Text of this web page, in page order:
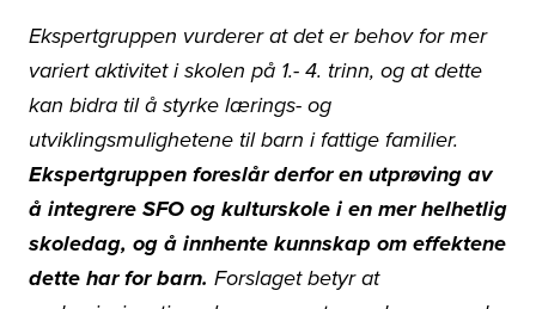
Ekspertgruppen vurderer at det er behov for mer
variert aktivitet i skolen på 1.- 4. trinn, og at dette
kan bidra til å styrke lærings- og
utviklingsmulighetene til barn i fattige familier.
Ekspertgruppen foreslår derfor en utprøving av
å integrere SFO og kulturskole i en mer helhetlig
skoledag, og å innhente kunnskap om effektene
dette har for barn. Forslaget betyr at